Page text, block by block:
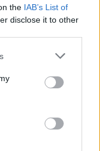
the IAB’s List of
disclose it to other
státě Mato
museli minulý týden v
vniklo několik